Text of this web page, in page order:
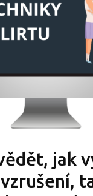
jak